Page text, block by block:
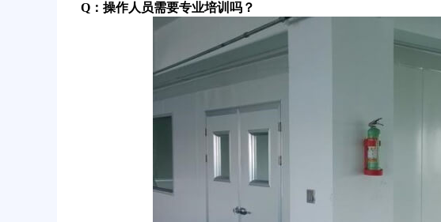
Q：操作人员需要专业培训吗？